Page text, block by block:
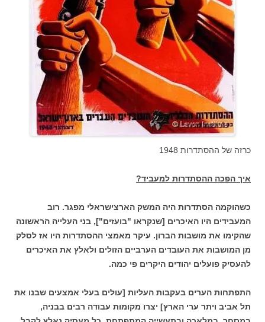
כרזה של ההסתדרות 1948
איך הפכה ההסתדרות למעביד?
כשהוקמה הסתדרות היה המשק הארצישראלי מפגר. רוב
המעבידים היו האיכרים [שנקראו "בועזים"], בני העלייה הראשונה
שהקימו את מושבות הברון. עיקר מאמצי ההסתדרות היו אז לסלק
מן המושבות את העובדים הערביים הזולים ולאלץ את האיכרים
להעסיק פועלים יהודים היקרים פי כמה.
התפתחות הערים בעקבות העליות [עולים בעלי אמצעים שבנו את
תל אביב ויתר ערי הארץ] יצרו מקומות עבודה רבים בבניה,